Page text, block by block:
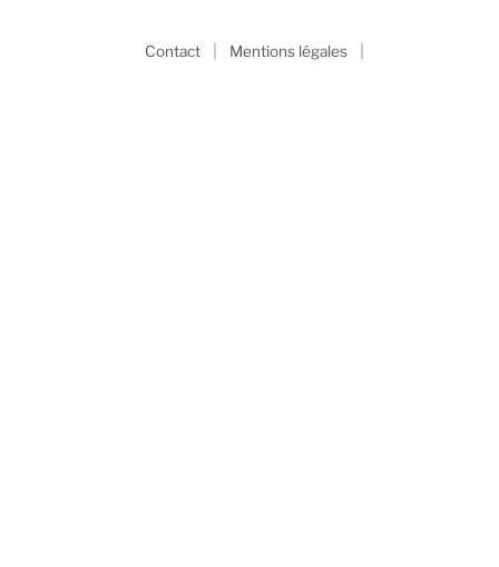
Contact Mentions légales